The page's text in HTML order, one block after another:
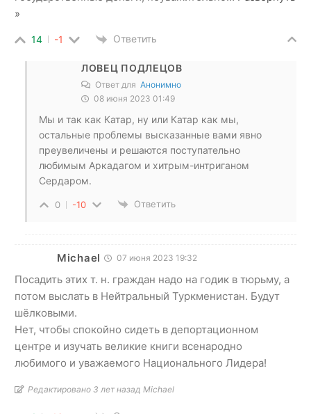
»
14 -1 Ответить
ЛОВЕЦ ПОДЛЕЦОВ
Ответ для Анонимно
08 июня 2023 01:49
Мы и так как Катар, ну или Катар как мы,
остальные проблемы высказанные вами явно
преувеличены и решаются поступательно
любимым Аркадагом и хитрым-интриганом
Сердаром.
0 -10 Ответить
Michael 07 июня 2023 19:32
Посадить этих т. н. граждан надо на годик в тюрьму, а
потом выслать в Нейтральный Туркменистан. Будут
шёлковыми.
Нет, чтобы спокойно сидеть в депортационном
центре и изучать великие книги всенародно
любимого и уважаемого Национального Лидера!
Редактировано 3 лет назад Michael